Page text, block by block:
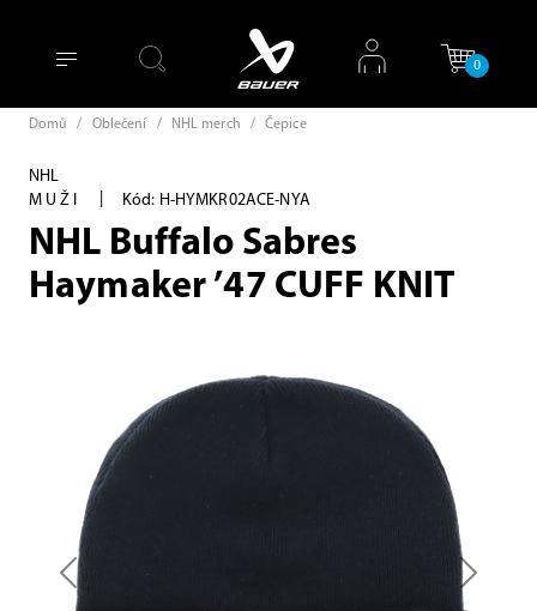
0
Domů / Oblečení / NHL merch / Čepice
NHL
MUŽI
Kód: H-HYMKR02ACE-NYA
NHL Buffalo Sabres
Haymaker ’47 CUFF KNIT
Previous Next